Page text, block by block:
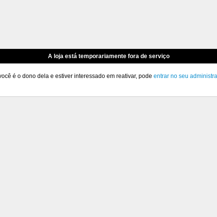
A loja está temporariamente fora de serviço
é o dono dela e estiver interessado em reativar, pode entrar no seu